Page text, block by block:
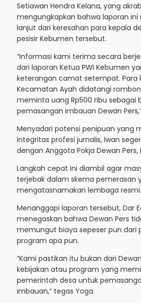
Setiawan Hendra Kelana, yang
mengungkapkan bahwa laporan
lanjut dari keresahan para kepala
pesisir Kebumen tersebut.
“Informasi kami terima secara
dari laporan Ketua PWI Kebumen
keterangan camat setempat. Para
Kecamatan Ayah didatangi
meminta uang Rp500 ribu sebagai
pemasangan imbauan Dewan
Menyadari potensi penipuan yang
integritas profesi jurnalis, Iwan
dengan Anggota Pokja Dewan Pers,
Langkah cepat ini diambil agar
terjebak dalam skema pemerasan
mengatasnamakan lembaga resmi.
Menanggapi laporan tersebut, Dar
menegaskan bahwa Dewan Pers
memungut biaya sepeser pun dari
program apa pun.
“Kami pastikan itu bukan dari
kebijakan atau program yang
pemerintah desa untuk
imbauan,” tegas Yoga.